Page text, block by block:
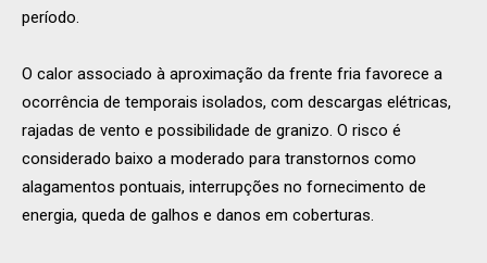
período.
O calor associado à aproximação da frente fria favorece a
ocorrência de temporais isolados, com descargas elétricas,
rajadas de vento e possibilidade de granizo. O risco é
considerado baixo a moderado para transtornos como
alagamentos pontuais, interrupções no fornecimento de
energia, queda de galhos e danos em coberturas.